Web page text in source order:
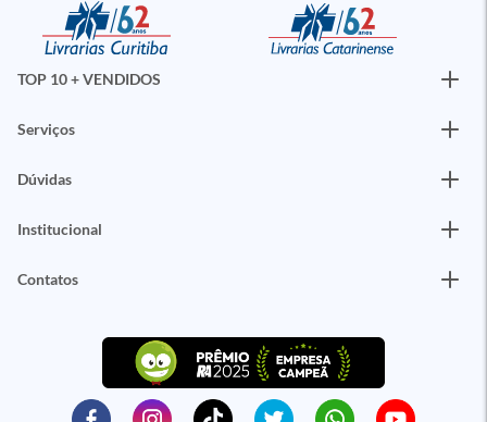
TOP 10 + VENDIDOS
Serviços
Dúvidas
Institucional
Contatos